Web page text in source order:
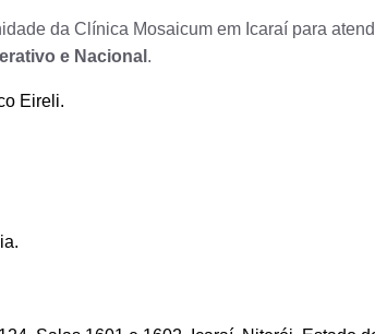
da Clínica Mosaicum em Icaraí para
e Nacional .
Eireli.